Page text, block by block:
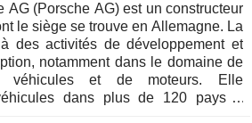
AG (Porsche AG) est un constructeur
le siège se trouve en Allemagne. La
des activités de développement et
notamment dans le domaine de
véhicules et de moteurs. Elle
dans plus de 120 pays à